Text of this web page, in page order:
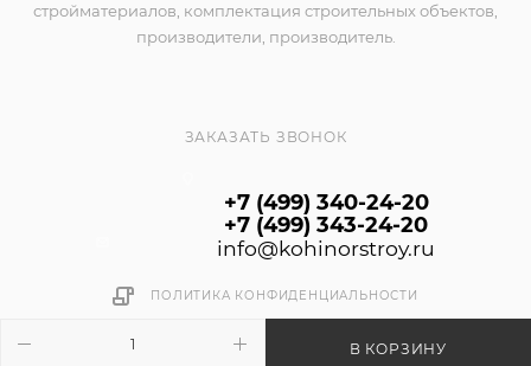
В КОРЗИНУ
стройматериалов, комплектация строительных объектов,
производители, производитель.
ЗАКАЗАТЬ ЗВОНОК
+7 (499) 340-24-20
+7 (499) 343-24-20
info@kohinorstroy.ru
ПОЛИТИКА КОНФИДЕНЦИАЛЬНОСТИ